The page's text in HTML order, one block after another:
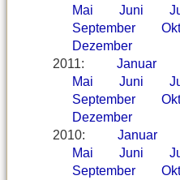
Mai
Juni
September
Dezember
2011: Januar
Mai
Juni
September
Dezember
2010: Januar
Mai
Juni
September